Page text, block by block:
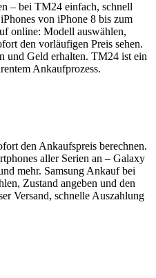
– bei TM24 einfach, schnell
von iPhone 8 bis zum
online: Modell auswählen,
den vorläufigen Preis sehen.
und Geld erhalten. TM24 ist ein
Ankaufprozess.
den Ankaufspreis berechnen.
aller Serien an – Galaxy
mehr. Samsung Ankauf bei
Zustand angeben und den
Versand, schnelle Auszahlung